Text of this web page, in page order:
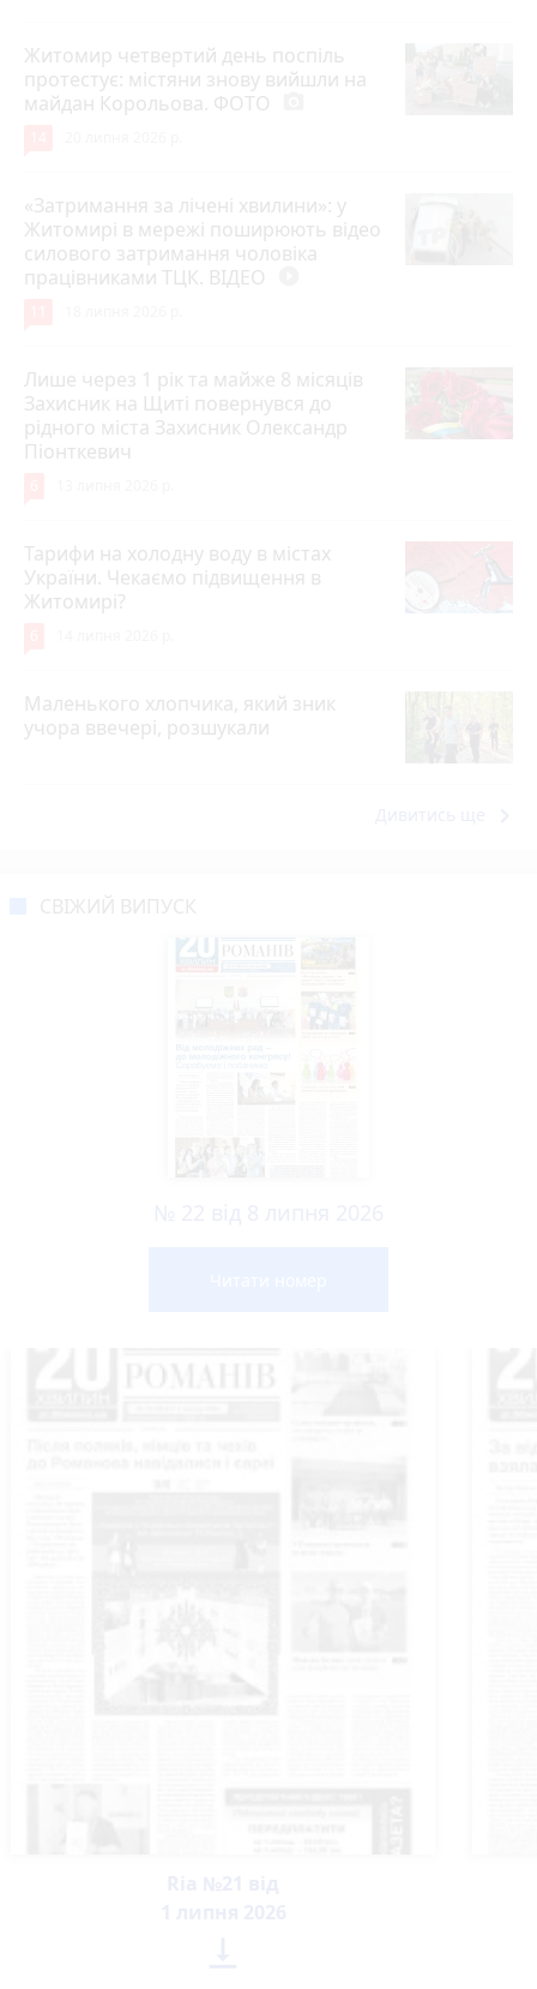
Житомир четвертий день поспіль
протестує: містяни знову вийшли на
майдан Корольова. ФОТО
«Затримання за лічені хвилини»: у
Житомирі в мережі поширюють відео
силового затримання чоловіка
працівниками ТЦК. ВІДЕО
Лише через 1 рік та майже 8 місяців
Захисник на Щиті повернувся до
рідного міста Захисник Олександр
Піонткевич
Тарифи на холодну воду в містах
України. Чекаємо підвищення в
Житомирі?
Маленького хлопчика, який зник
учора ввечері, розшукали